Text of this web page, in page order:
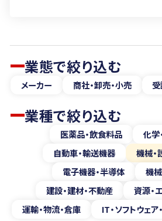
業態で絞り込む
メーカー 商社・卸売・小売 受
業種で絞り込む
医薬品・飲食料品
化学
自動車・輸送機器
機械・
電子機器・半導体
機
建設・建材・不動産
資源・
運輸・物流・倉庫
IT・ソフトウェア